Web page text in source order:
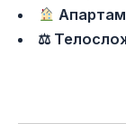
⚖